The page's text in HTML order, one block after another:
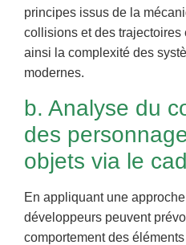
principes issus de la
collisions et des trajectoires
ainsi la complexité des
modernes.
b. Analyse du
des
objets via le
En appliquant une
développeurs peuvent
comportement des